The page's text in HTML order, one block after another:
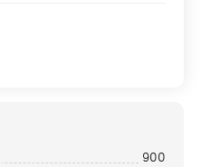
900